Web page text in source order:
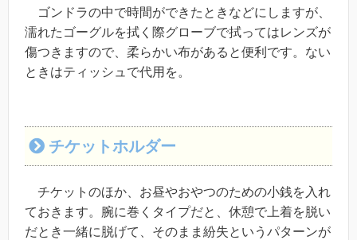
ゴンドラの中で時間ができたときなどにしますが、
濡れたゴーグルを拭く際グローブで拭ってはレンズが
傷つきますので、柔らかい布があると便利です。ない
ときはティッシュで代用を。
チケットホルダー
チケットのほか、お昼やおやつのための小銭を入れ
ておきます。腕に巻くタイプだと、休憩で上着を脱い
だとき一緒に脱げて、そのまま紛失というパターンが